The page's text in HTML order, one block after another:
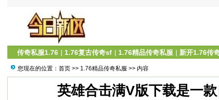
传奇私服1.76 | 1.76复古传奇sf | 1.76精品传奇私服 | 新开1.76传
您现在的位置： 首页 >> 1.76精品传奇私服 >> 内容
英雄合击满V版下载是一